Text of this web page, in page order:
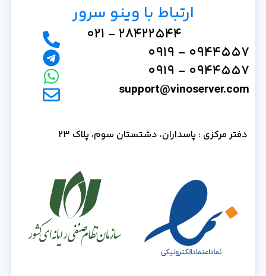
ارتباط با وینو سرور
28422544 - 021
0944557 - 0919
0944557 - 0919
support@vinoserver.com
دفتر مرکزی : پاسداران، دشتستان سوم، پلاک 23